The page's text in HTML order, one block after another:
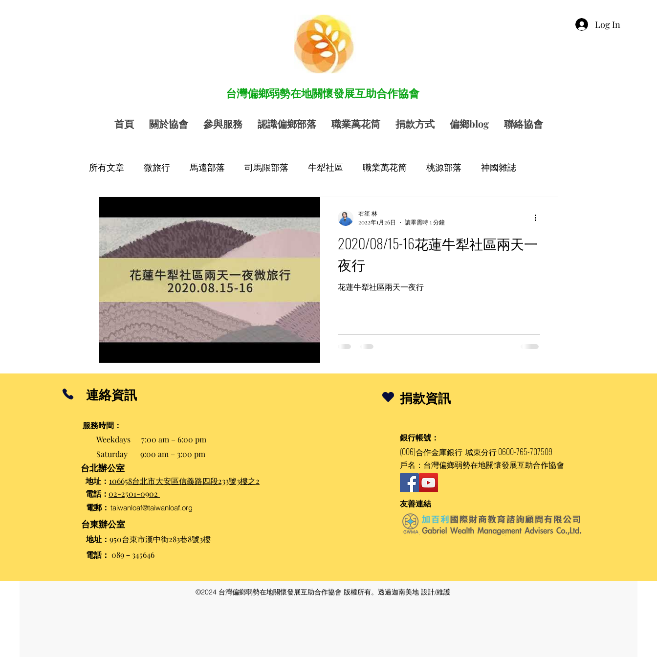
Log In
​台灣偏鄉弱勢在地關懷發展互助合作協會
首頁 關於協會 參與服務 認識偏鄉部落 職業萬花筒 捐款方式 偏鄉blog 聯絡協會
所有文章 微旅行 馬遠部落 司馬限部落 牛犁社區 職業萬花筒 桃源部落 神國雜誌
2020/08/15-16花蓮牛犁社區兩天一
夜行
花蓮牛犁社區兩天一夜行
右笙 林
2022年1月26日
讀畢需時 1 分鐘
連絡資訊
服務時間 ：
Weekdays
7:00 am – 6:00 pm
Saturday
9:00 am – 3:00 pm​
台北辦公室
地址： 106658台北市大安區信義路四段233號3樓之2
電話：02-2501-0902
電郵： taiwanloaf@taiwanloaf.org
台東辦公室
地址： 950台東市漢中街283巷8號3樓
電話： 089－345646
捐款資訊
銀行帳號：
(006)合作金庫銀行 城東分行 0600-765-707509
戶名：台灣偏鄉弱勢在地關懷發展互助合作協會
友善連結
©2024 ​台灣偏鄉弱勢在地關懷發展互助合作協會 版權所有。透過​迦南美地 設計/維護